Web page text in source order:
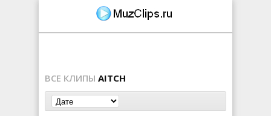
ВСЕ КЛИПЫ AITCH